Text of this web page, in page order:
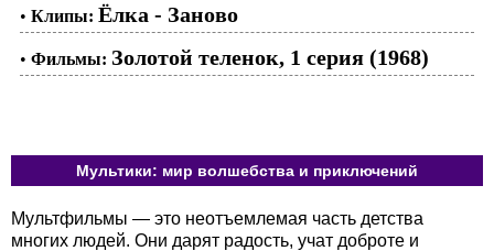
• Клипы: Ёлка - Заново
• Фильмы: Золотой теленок, 1 серия (1968)
Мультики: мир волшебства и приключений
Мультфильмы — это неотъемлемая часть детства
многих людей. Они дарят радость, учат доброте и